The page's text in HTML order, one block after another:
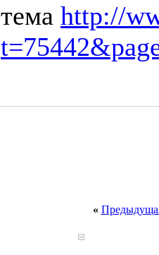
тема http://
«